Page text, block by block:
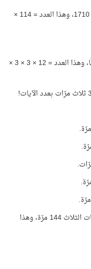
الآية الأولى ترتيبها من بداية المصحف رقم 1710، وهذا العدد = 114 ×
مجموع حروف هذه الآيات الثلاث 324 حرفًا، وهذا العدد = 12 × 3 × 3 ×
هذه هي أحرف لفظ (القرآن) تكرّرت في الآيات الثلاث 144 مرّة، وهذا